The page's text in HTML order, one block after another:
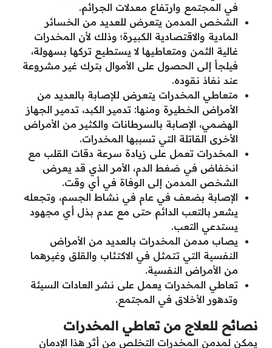
في المجتمع وارتفاع معدلات الجرائم.
الشخص المدمن يتعرض للعديد من الخسائر
المادية والاقتصادية الكبيرة؛ وذلك لأن المخدرات
غالية الثمن ومتعاطيها لا يستطيع تركها بسهولة،
فيلجأ إلى الحصول على الأموال بترك غير مشروعة
عند نفاذ نقوده.
متعاطي المخدرات يتعرض للإصابة بالعديد من
الأمراض الخطيرة ومنها: تدمير الكبد، تدمير الجهاز
الهضمي، الإصابة بالسرطانات والكثير من الأمراض
الأخرى القاتلة التي تسببها المخدرات.
المخدرات تعمل على زيادة سرعة دقات القلب مع
انخفاض في ضغط الدم، الأمر الذي قد يعرض
الشخص المدمن إلى الوفاة في أي وقت.
الإصابة بضعف في عام في نشاط الجسم، وتجعله
يشعر بالتعب الدائم حتى مع عدم بذل أي مجهود
يستدعي التعب.
يصاب مدمن المخدرات بالعديد من الأمراض
النفسية التي تتمثل في الاكتئاب والقلق وغيرهما
من الأمراض النفسية.
تعاطي المخدرات يعمل على نشر العادات السيئة
وتدهور الأخلاق في المجتمع.
نصائح للعلاج من تعاطي المخدرات
يمكن لمدمن المخدرات التخلص من أثر هذا الإدمان